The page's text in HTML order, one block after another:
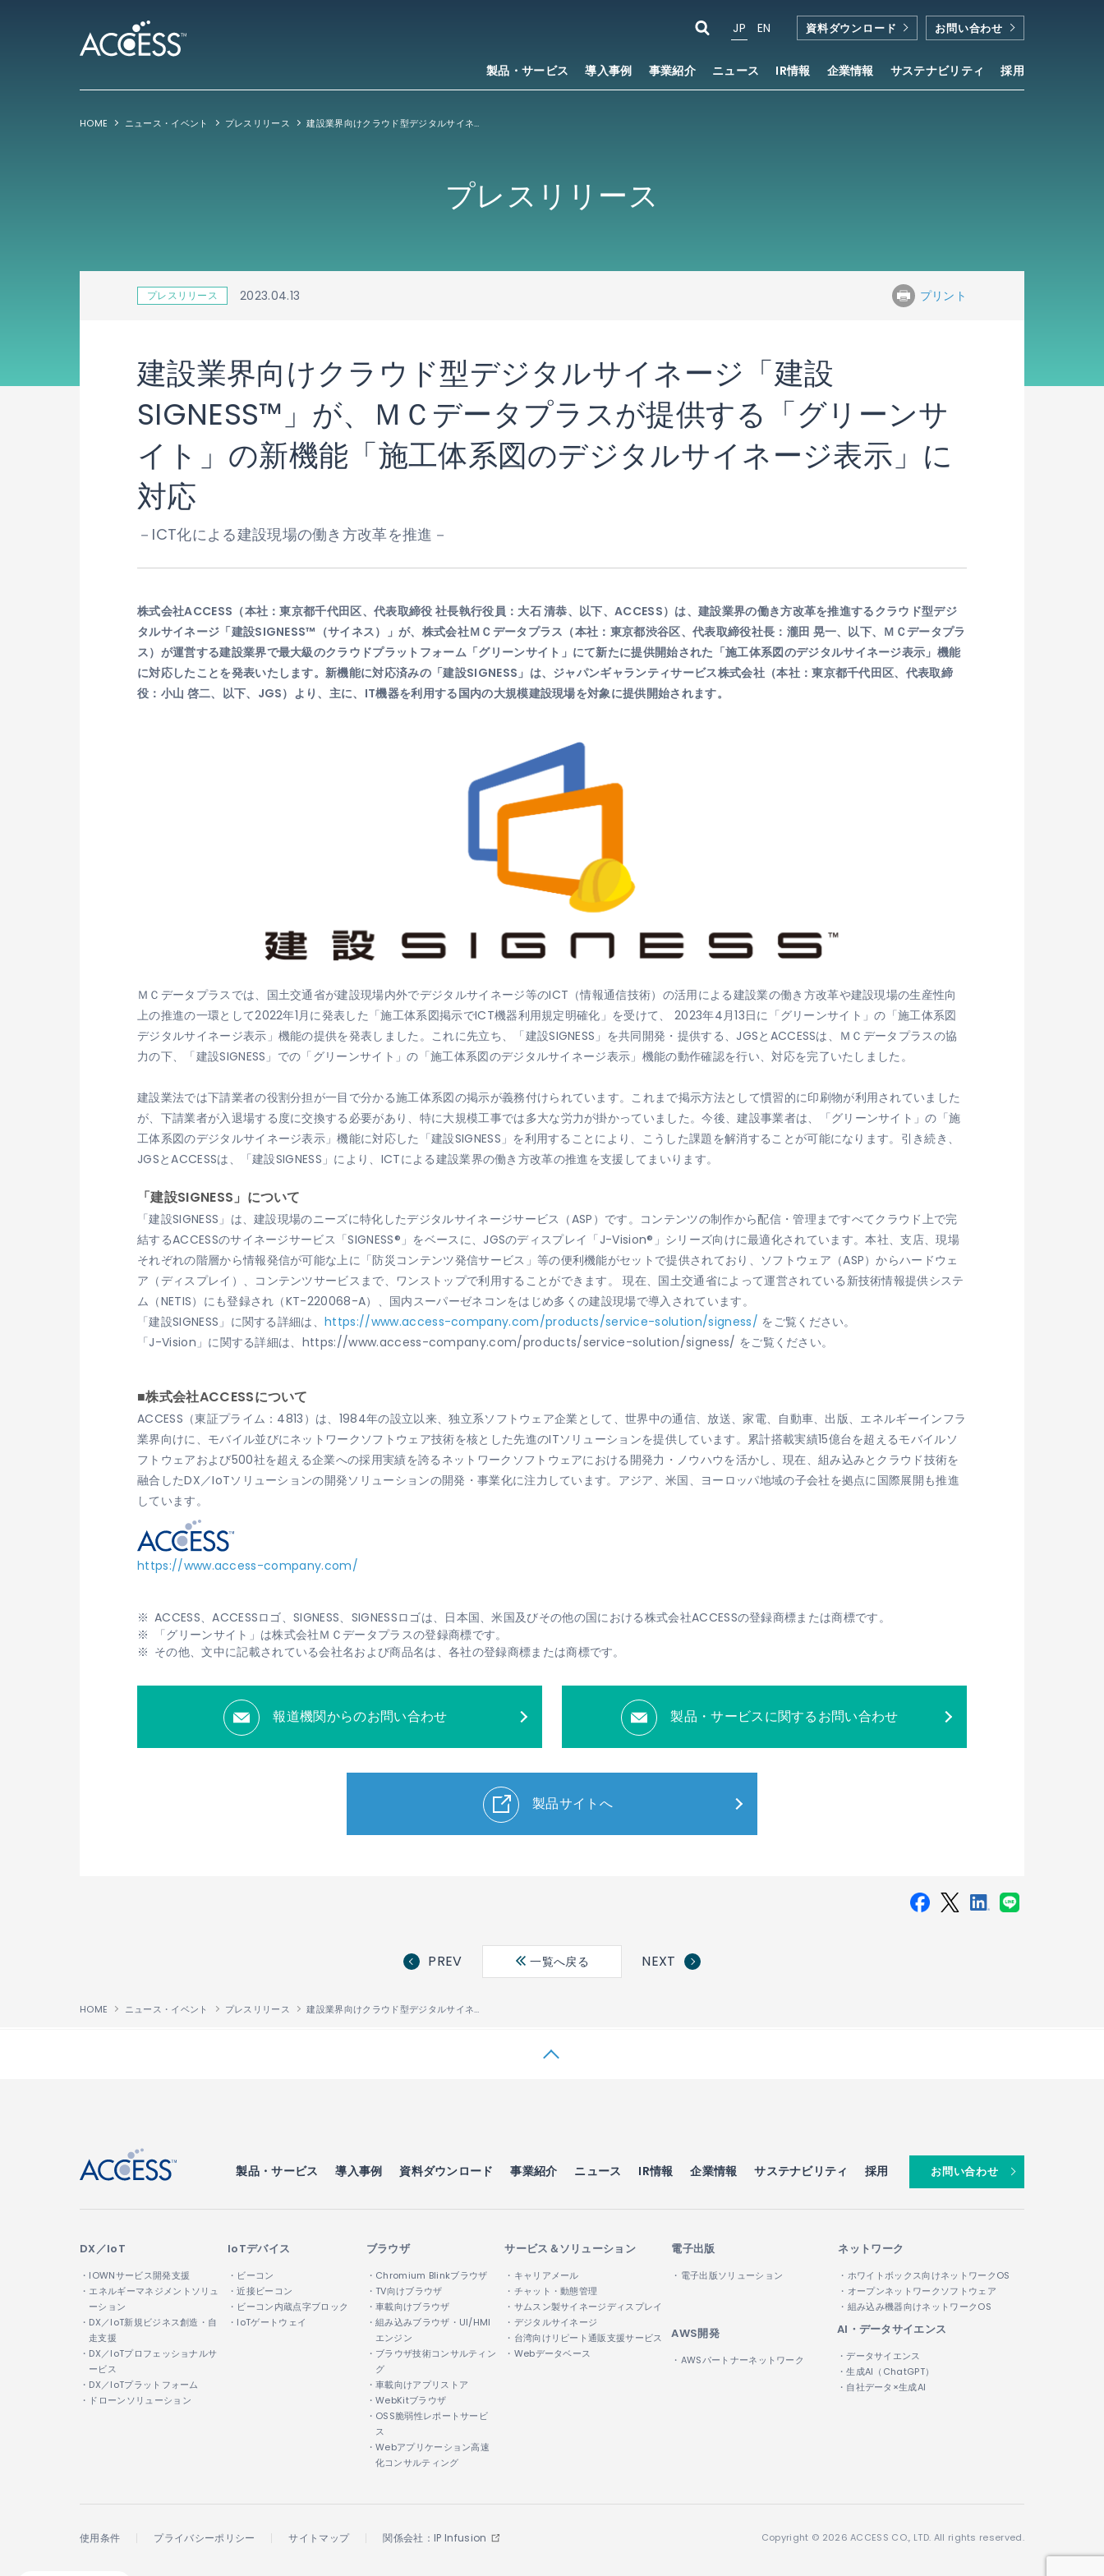
製品・サービス 導入事例 事業紹介 ニュース IR情報 企業情報 サステナビリティ 採用
JP EN 資料ダウンロード お問い合わせ
HOME ニュース・イベント プレスリリース 建設業界向けクラウド型デジタルサイネージ「建設SIGNESS™」が、ＭＣデータプラスが提供する「グリーンサイト」の新機能「施工体系図のデジタルサイネージ表示」に対応
プレスリリース
プレスリリース 2023.04.13 プリント
建設業界向けクラウド型デジタルサイネージ「建設
SIGNESS™」が、ＭＣデータプラスが提供する「グリーンサ
イト」の新機能「施工体系図のデジタルサイネージ表示」に
対応
－ICT化による建設現場の働き方改革を推進－
株式会社ACCESS（本社：東京都千代田区、代表取締役 社長執行役員：大石 清恭、以下、ACCESS）は、建設業界の働き方改革を推進するクラウド型デジ
タルサイネージ「建設SIGNESS™（サイネス）」が、株式会社ＭＣデータプラス（本社：東京都渋⾕区、代表取締役社⻑：瀧田 晃一、以下、ＭＣデータプラ
ス）が運営する建設業界で最大級のクラウドプラットフォーム「グリーンサイト」にて新たに提供開始された「施工体系図のデジタルサイネージ表示」機能
に対応したことを発表いたします。新機能に対応済みの「建設SIGNESS」は、ジャパンギャランティサービス株式会社（本社：東京都千代田区、代表取締
役：小山 啓二、以下、JGS）より、主に、IT機器を利用する国内の大規模建設現場を対象に提供開始されます。
ＭＣデータプラスでは、国土交通省が建設現場内外でデジタルサイネージ等のICT（情報通信技術）の活用による建設業の働き方改革や建設現場の生産性向
上の推進の一環として2022年1月に発表した「施工体系図掲示でICT機器利用規定明確化」を受けて、 2023年4月13日に「グリーンサイト」の「施工体系図
デジタルサイネージ表示」機能の提供を発表しました。これに先立ち、「建設SIGNESS」を共同開発・提供する、JGSとACCESSは、ＭＣデータプラスの協
力の下、「建設SIGNESS」での「グリーンサイト」の「施工体系図のデジタルサイネージ表示」機能の動作確認を行い、対応を完了いたしました。
建設業法では下請業者の役割分担が一目で分かる施工体系図の掲示が義務付けられています。これまで掲示方法として慣習的に印刷物が利用されていました
が、下請業者が入退場する度に交換する必要があり、特に大規模工事では多大な労力が掛かっていました。今後、建設事業者は、「グリーンサイト」の「施
工体系図のデジタルサイネージ表示」機能に対応した「建設SIGNESS」を利用することにより、こうした課題を解消することが可能になります。引き続き、
JGSとACCESSは、「建設SIGNESS」により、ICTによる建設業界の働き方改革の推進を支援してまいります。
「建設SIGNESS」について
「建設SIGNESS」は、建設現場のニーズに特化したデジタルサイネージサービス（ASP）です。コンテンツの制作から配信・管理まですべてクラウド上で完
結するACCESSのサイネージサービス「SIGNESS®」をベースに、JGSのディスプレイ「J-Vision®」シリーズ向けに最適化されています。本社、支店、現場
それぞれの階層から情報発信が可能な上に「防災コンテンツ発信サービス」等の便利機能がセットで提供されており、ソフトウェア（ASP）からハードウェ
ア（ディスプレイ）、コンテンツサービスまで、ワンストップで利用することができます。 現在、国土交通省によって運営されている新技術情報提供システ
ム（NETIS）にも登録され（KT-220068-A）、国内スーパーゼネコンをはじめ多くの建設現場で導入されています。
「建設SIGNESS」に関する詳細は、https://www.access-company.com/products/service-solution/signess/ をご覧ください。
「J-Vision」に関する詳細は、https://www.access-company.com/products/service-solution/signess/ をご覧ください。
■株式会社ACCESSについて
ACCESS（東証プライム：4813）は、1984年の設立以来、独立系ソフトウェア企業として、世界中の通信、放送、家電、自動車、出版、エネルギーインフラ
業界向けに、モバイル並びにネットワークソフトウェア技術を核とした先進のITソリューションを提供しています。累計搭載実績15億台を超えるモバイルソ
フトウェアおよび500社を超える企業への採用実績を誇るネットワークソフトウェアにおける開発力・ノウハウを活かし、現在、組み込みとクラウド技術を
融合したDX／IoTソリューションの開発ソリューションの開発・事業化に注力しています。アジア、米国、ヨーロッパ地域の子会社を拠点に国際展開も推進
しています。
https://www.access-company.com/
ACCESS、ACCESSロゴ、SIGNESS、SIGNESSロゴは、日本国、米国及びその他の国における株式会社ACCESSの登録商標または商標です。
「グリーンサイト」は株式会社ＭＣデータプラスの登録商標です。
その他、文中に記載されている会社名および商品名は、各社の登録商標または商標です。
報道機関からのお問い合わせ 製品・サービスに関するお問い合わせ
製品サイトへ
PREV 一覧へ戻る NEXT
HOME ニュース・イベント プレスリリース 建設業界向けクラウド型デジタルサイネージ「建設SIGNESS™」が、ＭＣデータプラスが提供する「グリーンサイト」の新機能「施工体系図のデジタルサイネージ表示」に対応
製品・サービス 導入事例 資料ダウンロード 事業紹介 ニュース IR情報 企業情報 サステナビリティ 採用 お問い合わせ
DX／IoT
・IOWNサービス開発支援
・エネルギーマネジメントソリュ
ーション
・DX／IoT新規ビジネス創造・自
走支援
・DX／IoTプロフェッショナルサ
ービス
・DX／IoTプラットフォーム
・ドローンソリューション
IoTデバイス
・ビーコン
・近接ビーコン
・ビーコン内蔵点字ブロック
・IoTゲートウェイ
ブラウザ
・Chromium Blinkブラウザ
・TV向けブラウザ
・車載向けブラウザ
・組み込みブラウザ・UI/HMI
エンジン
・ブラウザ技術コンサルティン
グ
・車載向けアプリストア
・WebKitブラウザ
・OSS脆弱性レポートサービ
ス
・Webアプリケーション高速
化コンサルティング
サービス＆ソリューション
・キャリアメール
・チャット・動態管理
・サムスン製サイネージディスプレイ
・デジタルサイネージ
・台湾向けリピート通販支援サービス
・Webデータベース
電子出版
・電子出版ソリューション
ネットワーク
・ホワイトボックス向けネットワークOS
・オープンネットワークソフトウェア
・組み込み機器向けネットワークOS
AWS開発
・AWSパートナーネットワーク
AI・データサイエンス
・データサイエンス
・生成AI（ChatGPT）
・自社データ×生成AI
使用条件 プライバシーポリシー サイトマップ 関係会社：IP Infusion Copyright © 2026 ACCESS CO., LTD. All rights reserved.